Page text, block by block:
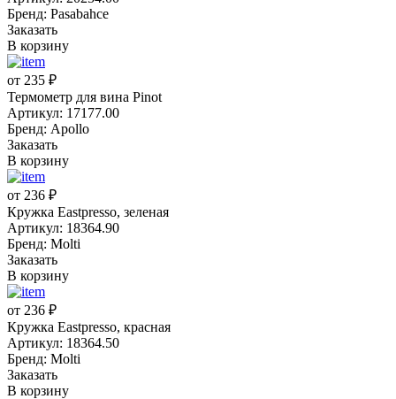
Бренд: Pasabahce
Заказать
В корзину
от 235 ₽
Термометр для вина Pinot
Артикул: 17177.00
Бренд: Apollo
Заказать
В корзину
от 236 ₽
Кружка Eastpresso, зеленая
Артикул: 18364.90
Бренд: Molti
Заказать
В корзину
от 236 ₽
Кружка Eastpresso, красная
Артикул: 18364.50
Бренд: Molti
Заказать
В корзину